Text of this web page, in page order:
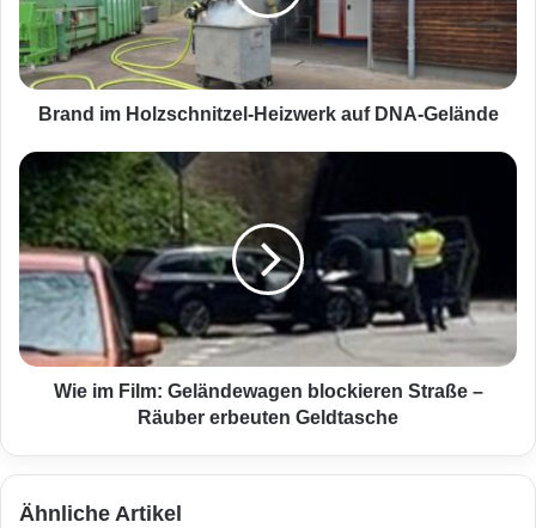
m
H
o
s
c
n
i
t
z
e
l
w
Brand im Holzschnitzel-Heizwerk auf DNA-Gelände
W
i
m
F
l
m
n
Wie im Film: Geländewagen blockieren Straße –
Räuber erbeuten Geldtasche
Ähnliche Artikel